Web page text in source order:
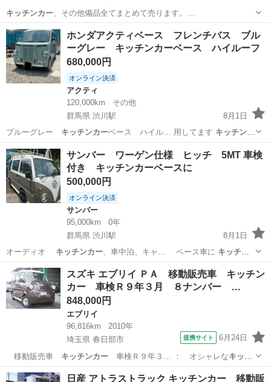
キッチンカー、その他備品全てまとめて売ります。…
島根 出雲市 遙堪駅
ホンダアクティベース フレンチバス ブル
ーグレー キッチンカーベース ハイルーフ
680,000円
オンライン決済
アクティ
120,000km
その他
群馬県 渋川駅
8月1日
ブルーグレー キッチンカーベース ハイル… 用してます キッチンカ
ーをやりたい方は… 確保されるのでキッチンカーベースにも最適…
群馬 渋川市 アクティ ホンダアクティ
サンバー ワーゲン仕様 ヒッチ 5MT 車検
付き キッチンカーベースに
500,000円
オンライン決済
サンバー
95,000km
0年
群馬県 渋川駅
8月1日
オーディオ キッチンカー、車中泊、キャ… ベース車に キッチン
カーとして使いたい…
群馬 渋川市 渋川駅 サンバー
スズキ エブリイ ＰＡ 移動販売車 キッチン
カー 車検Ｒ９年３月 ８ナンバー …
848,000円
エブリイ
96,816km
2010年
埼玉県 春日部市
提携サイト 6月24日
移動販売車 キッチンカー車検Ｒ９年３… ： オシャレなキッチ
ンカー入庫しました！…
埼玉 春日部市 エブリイ
日産 アトラストラック キッチンカー 移動販